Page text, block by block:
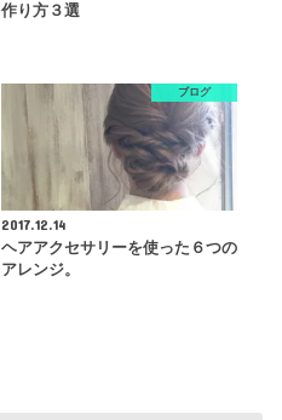
作り方３選
ブログ
2017.12.14
ヘアアクセサリーを使った６つの
アレンジ。